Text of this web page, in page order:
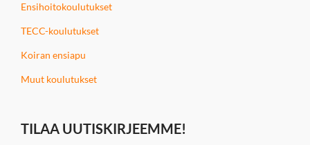
Ensihoitokoulutukset
TECC-koulutukset
Koiran ensiapu
Muut koulutukset
TILAA UUTISKIRJEEMME!